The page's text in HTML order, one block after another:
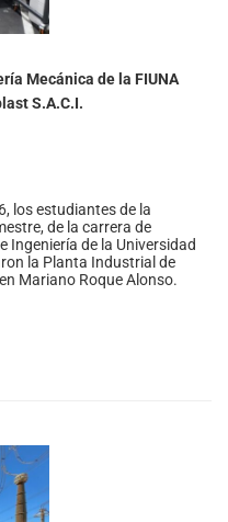
Mecánica de la FIUNA
S.A.C.I.
los estudiantes de la
de la carrera de
Ingeniería de la Universidad
la Planta Industrial de
Mariano Roque Alonso.